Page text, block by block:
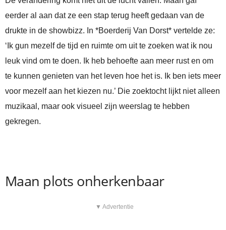
eerder al aan dat ze een stap terug heeft gedaan van de
drukte in de showbizz. In *Boerderij Van Dorst* vertelde ze:
‘Ik gun mezelf de tijd en ruimte om uit te zoeken wat ik nou
leuk vind om te doen. Ik heb behoefte aan meer rust en om
te kunnen genieten van het leven hoe het is. Ik ben iets meer
voor mezelf aan het kiezen nu.’ Die zoektocht lijkt niet alleen
muzikaal, maar ook visueel zijn weerslag te hebben
gekregen.
Maan plots onherkenbaar
▼ Advertentie